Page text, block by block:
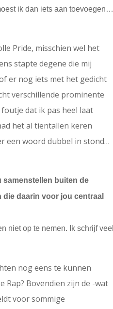
ik dan iets aan toevoegen…
Pride, misschien wel het
stapte degene die mij
er nog iets met het gedicht
verschillende prominente
dat ik pas heel laat
het al tientallen keren
een woord dubbel in stond…
samenstellen buiten de
daarin voor jou centraal
niet op te nemen. Ik schrijf veel
nog eens te kunnen
Rap? Bovendien zijn de -wat
voor sommige